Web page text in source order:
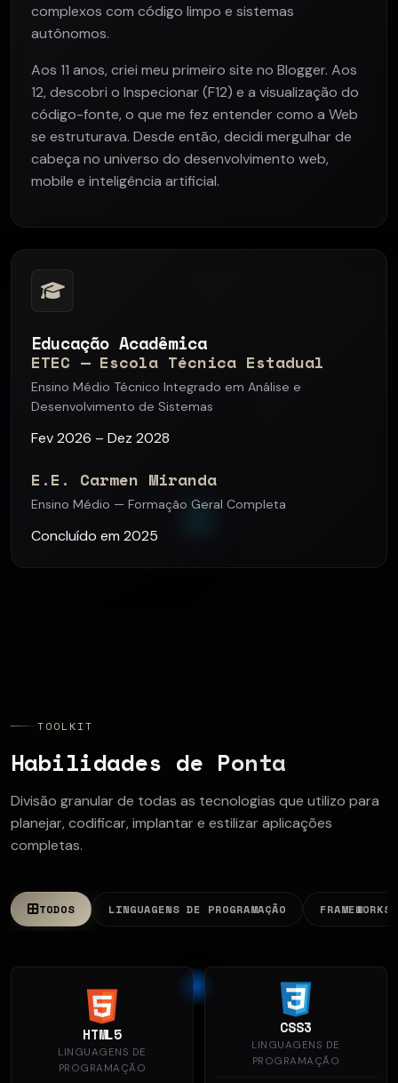
complexos com código limpo e sistemas
autônomos.
Aos 11 anos, criei meu primeiro site no Blogger. Aos
12, descobri o Inspecionar (F12) e a visualização do
código-fonte, o que me fez entender como a Web
se estruturava. Desde então, decidi mergulhar de
cabeça no universo do desenvolvimento web,
mobile e inteligência artificial.
Educação Acadêmica
ETEC — Escola Técnica Estadual
Ensino Médio Técnico Integrado em Análise e
Desenvolvimento de Sistemas
Fev 2026 – Dez 2028
E.E. Carmen Miranda
Ensino Médio — Formação Geral Completa
Concluído em 2025
TOOLKIT
Habilidades de Ponta
Divisão granular de todas as tecnologias que utilizo para
planejar, codificar, implantar e estilizar aplicações
completas.
TODOS LINGUAGENS DE PROGRAMAÇÃO
HTML5
LINGUAGENS DE
PROGRAMAÇÃO
CSS3
LINGUAGENS DE
PROGRAMAÇÃO